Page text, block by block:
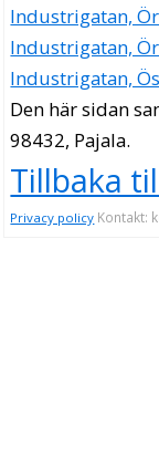
Industrigatan,
Industrigatan,
Industrigatan,
Den här sidan
98432, Pajala.
Tillbaka
Privacy policy Kontakt: